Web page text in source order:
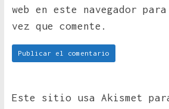
web en este navegador
vez que comente.
Este sitio usa Akismet